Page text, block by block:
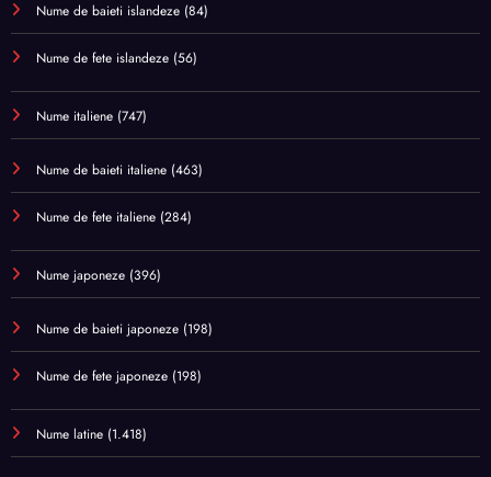
Nume de baieti islandeze (84)
Nume de fete islandeze (56)
Nume italiene (747)
Nume de baieti italiene (463)
Nume de fete italiene (284)
Nume japoneze (396)
Nume de baieti japoneze (198)
Nume de fete japoneze (198)
Nume latine (1.418)